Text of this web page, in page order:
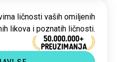
ličnosti vaših omiljenih
likova i poznatih ličnosti.
50.000.000+
PREUZIMANJA